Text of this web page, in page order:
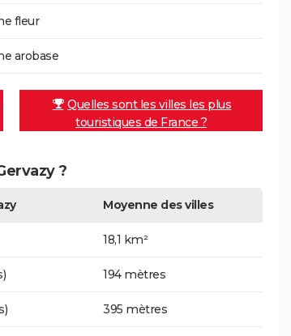
fleur
arobase
Quelles sont les villes les plus
touristiques de France ?
?
Moyenne des villes
18,1 km²
194 mètres
395 mètres